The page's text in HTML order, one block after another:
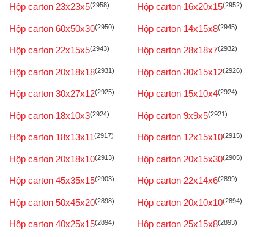
Hộp carton 23x23x5(2958) Hộp carton 16x20x15(2952)
Hộp carton 60x50x30(2950) Hộp carton 14x15x8(2945)
Hộp carton 22x15x5(2943) Hộp carton 28x18x7(2932)
Hộp carton 20x18x18(2931) Hộp carton 30x15x12(2926)
Hộp carton 30x27x12(2925) Hộp carton 15x10x4(2924)
Hộp carton 18x10x3(2924) Hộp carton 9x9x5(2921)
Hộp carton 18x13x11(2917) Hộp carton 12x15x10(2915)
Hộp carton 20x18x10(2913) Hộp carton 20x15x30(2905)
Hộp carton 45x35x15(2903) Hộp carton 22x14x6(2899)
Hộp carton 50x45x20(2898) Hộp carton 20x10x10(2894)
Hộp carton 40x25x15(2894) Hộp carton 25x15x8(2893)